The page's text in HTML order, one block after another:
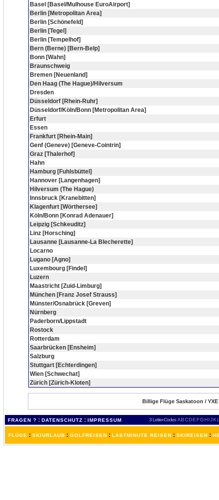
Basel [Basel/Mulhouse EuroAirport]
Berlin [Metropolitan Area]
Berlin [Schönefeld]
Berlin [Tegel]
Berlin [Tempelhof]
Bern (Berne) [Bern-Belp]
Bonn [Wahn]
Braunschweig
Bremen [Neuenland]
Den Haag (The Hague)/Hilversum
Dresden
Düsseldorf [Rhein-Ruhr]
Düsseldorf/Köln/Bonn [Metropolitan Area]
Erfurt
Essen
Frankfurt [Rhein-Main]
Genf (Geneve) [Geneve-Cointrin]
Graz [Thalerhof]
Hahn
Hamburg [Fuhlsbüttel]
Hannover [Langenhagen]
Hilversum (The Hague)
Innsbruck [Kranebitten]
Klagenfurt [Wörthersee]
Köln/Bonn [Konrad Adenauer]
Leipzig [Schkeuditz]
Linz [Horsching]
Lausanne [Lausanne-La Blecherette]
Locarno
Lugano [Agno]
Luxembourg [Findel]
Luzern
Maastricht [Zuid-Limburg]
München [Franz Josef Strauss]
Münster/Osnabrück [Greven]
Nürnberg
Paderborn/Lippstadt
Rostock
Rotterdam
Saarbrücken [Ensheim]
Salzburg
Stuttgart [Echterdingen]
Wien [Schwechat]
Zürich [Zürich-Kloten]
Billige Flüge Saskatoon /
FRAGEN ? : DATENSCHUTZ : IMPRESSUM 3 Letter-Codes ABCDEFGH IJKL
FLÜGE : SKIURLAUB : GOLFREISEN : LASTMINUTE REISEN : SKIREISEN :